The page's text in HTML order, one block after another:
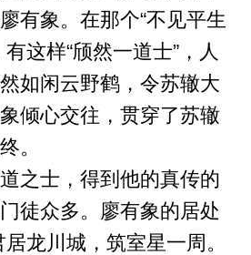
有象。在那个“不见平生
这样“颀然一道士”，人
如闲云野鹤，令苏辙大
倾心交往，贯穿了苏辙
。
士，得到他的真传的
徒众多。廖有象的居处
龙川城，筑室星一周。